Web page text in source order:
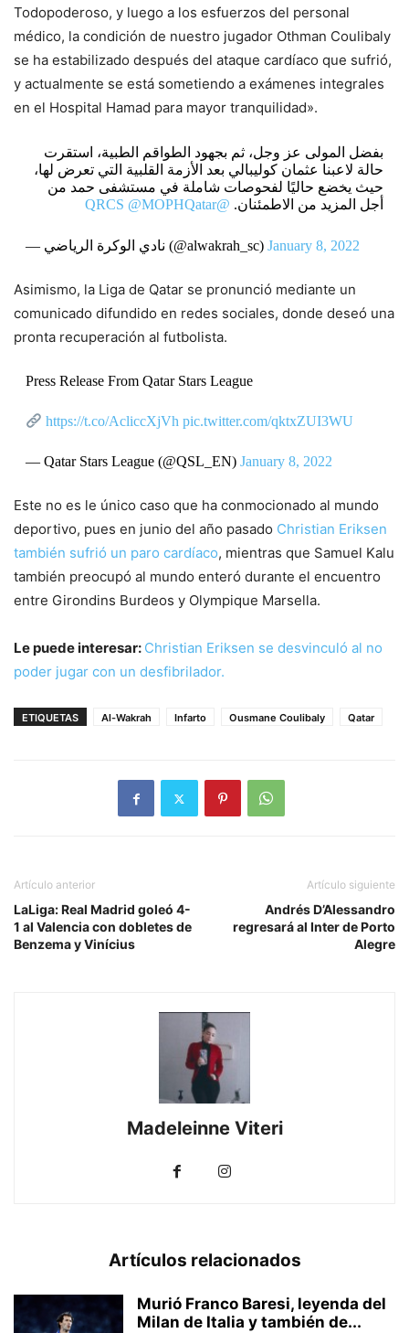
Todopoderoso, y luego a los esfuerzos del personal
médico, la condición de nuestro jugador Othman Coulibaly
se ha estabilizado después del ataque cardíaco que sufrió,
y actualmente se está sometiendo a exámenes integrales
en el Hospital Hamad para mayor tranquilidad».
بفضل المولى عز وجل، ثم بجهود الطواقم الطبية، استقرت
حالة لاعبنا عثمان كوليبالي بعد الأزمة القلبية التي تعرض لها،
حيث يخضع حاليًا لفحوصات شاملة في مستشفى حمد من
أجل المزيد من الاطمئنان. @QRCS
@MOPHQatar
— نادي الوكرة الرياضي (@alwakrah_sc) January 8, 2022
Asimismo, la Liga de Qatar se pronunció mediante un
comunicado difundido en redes sociales, donde deseó una
pronta recuperación al futbolista.
Press Release From Qatar Stars League
https://t.co/AcliccXjVh pic.twitter.com/qktxZUI3WU
— Qatar Stars League (@QSL_EN) January 8, 2022
Este no es le único caso que ha conmocionado al mundo
deportivo, pues en junio del año pasado Christian Eriksen
también sufrió un paro cardíaco, mientras que Samuel Kalu
también preocupó al mundo enteró durante el encuentro
entre Girondins Burdeos y Olympique Marsella.
Le puede interesar: Christian Eriksen se desvinculó al no
poder jugar con un desfibrilador.
ETIQUETAS Al-Wakrah Infarto Ousmane Coulibaly Qatar
Artículo anterior
LaLiga: Real Madrid goleó 4-
1 al Valencia con dobletes de
Benzema y Vinícius
Artículo siguiente
Andrés D’Alessandro
regresará al Inter de Porto
Alegre
Madeleinne Viteri
Artículos relacionados
Murió Franco Baresi, leyenda del
Milan de Italia y también de...